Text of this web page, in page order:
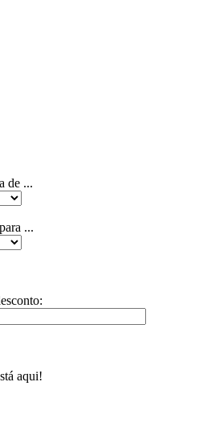
de ...
...
aqui!